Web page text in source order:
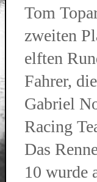
Tom
zweiten
elften
Fahrer,
Gabriel
Racing
Das
10 wurde